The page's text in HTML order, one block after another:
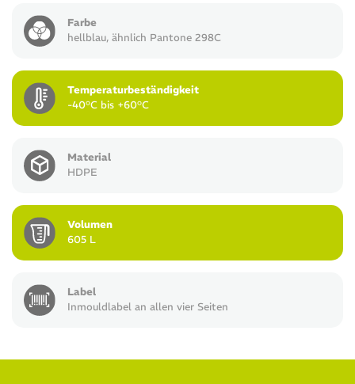
Farbe
hellblau, ähnlich Pantone 298C
Temperaturbeständigkeit
-40°C bis +60°C
Material
HDPE
Volumen
605 L
Label
Inmouldlabel an allen vier Seiten